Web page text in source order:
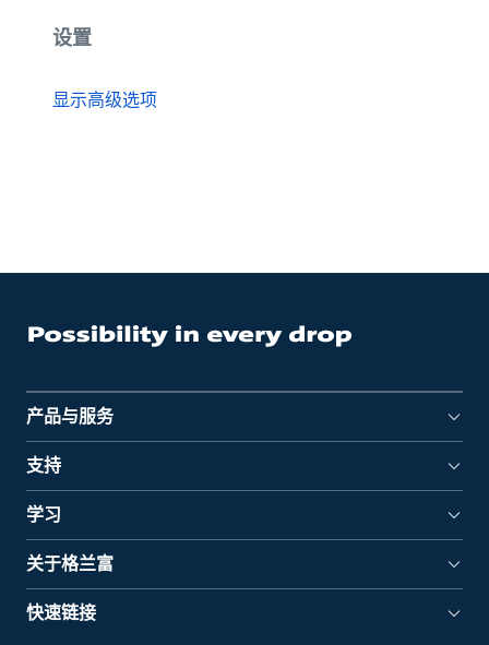
设置
显示高级选项
产品与服务
支持
学习
关于格兰富
快速链接